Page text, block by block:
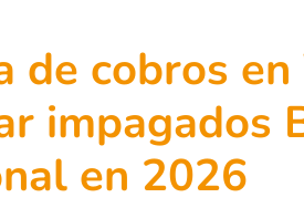
de cobros
impagados
en 2026